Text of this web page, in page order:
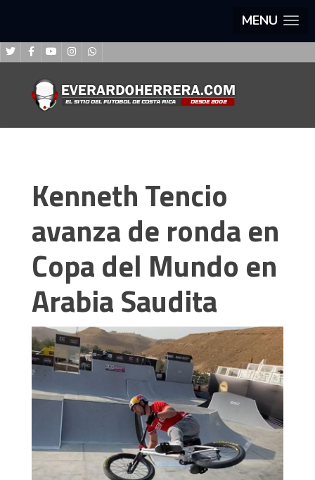
MENU
Kenneth Tencio
avanza de ronda en
Copa del Mundo en
Arabia Saudita